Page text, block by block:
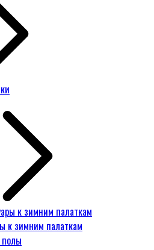
к зимним палаткам